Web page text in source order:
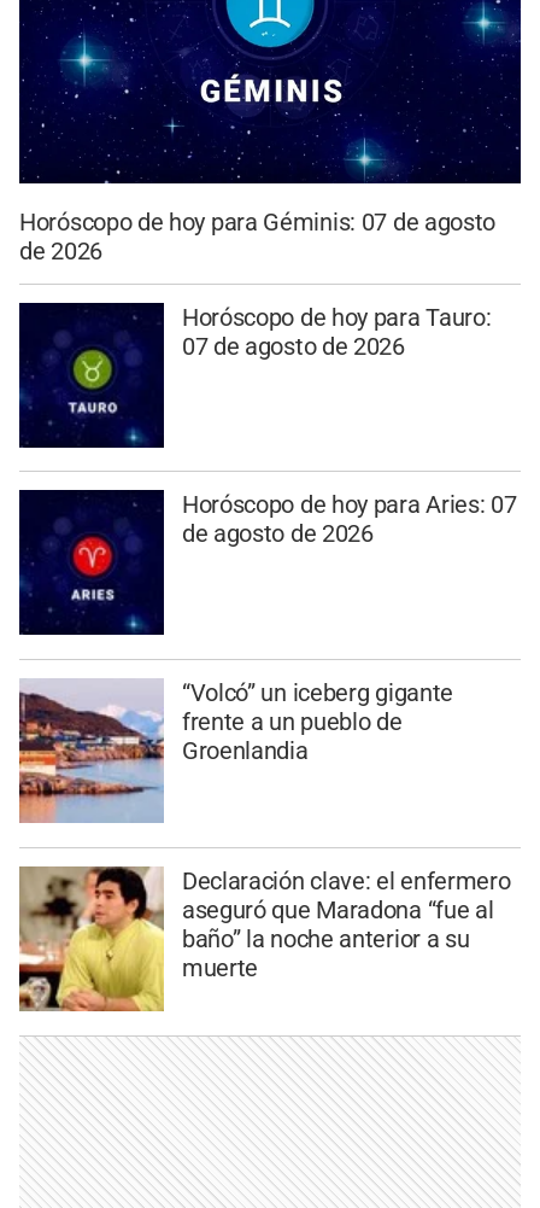
Horóscopo de hoy para Géminis: 07 de agosto
de 2026
Horóscopo de hoy para Tauro:
07 de agosto de 2026
Horóscopo de hoy para Aries: 07
de agosto de 2026
“Volcó” un iceberg gigante
frente a un pueblo de
Groenlandia
Declaración clave: el enfermero
aseguró que Maradona “fue al
baño” la noche anterior a su
muerte